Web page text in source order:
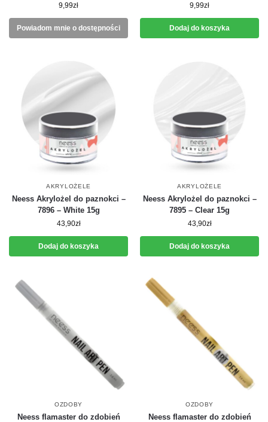
9,99zł
Powiadom mnie o dostępności
9,99zł
Dodaj do koszyka
AKRYLOŻELE
Neess Akrylożel do paznokci –
7896 – White 15g
43,90zł
Dodaj do koszyka
AKRYLOŻELE
Neess Akrylożel do paznokci –
7895 – Clear 15g
43,90zł
Dodaj do koszyka
OZDOBY
Neess flamaster do zdobień
OZDOBY
Neess flamaster do zdobień